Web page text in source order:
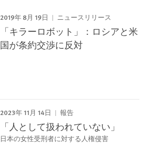
2019年 8月 19日 ニュースリリース
「キラーロボット」：ロシアと米
国が条約交渉に反対
2023年 11月 14日 報告
「人として扱われていない」
日本の女性受刑者に対する人権侵害